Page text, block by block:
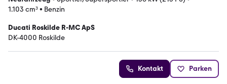
1.103 cm³• Benzin
Ducati Roskilde R-MC ApS
DK-4000 Roskilde
Kontakt Parken